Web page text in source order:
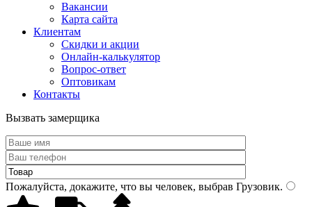
Вакансии
Карта сайта
Клиентам
Скидки и акции
Онлайн-калькулятор
Вопрос-ответ
Оптовикам
Контакты
Вызвать замерщика
Пожалуйста, докажите, что вы человек, выбрав Грузовик.